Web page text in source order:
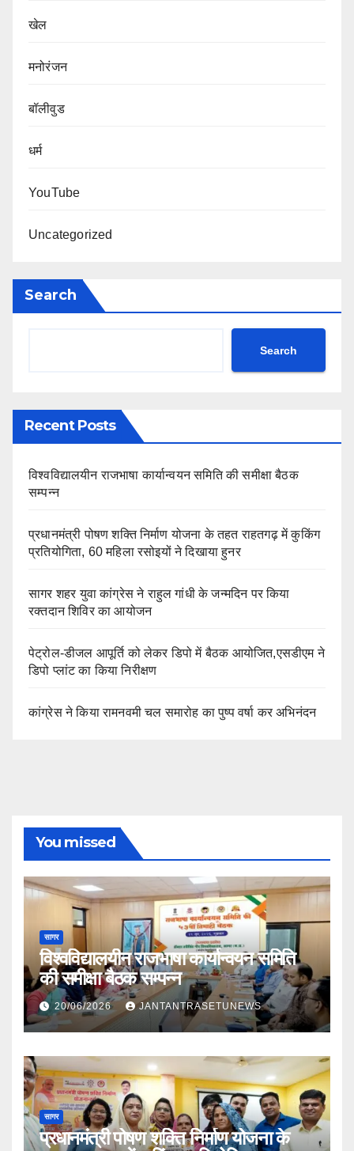
खेल
मनोरंजन
बॉलीवुड
धर्म
YouTube
Uncategorized
Search
Search
Recent Posts
विश्वविद्यालयीन राजभाषा कार्यान्वयन समिति की समीक्षा बैठक
सम्पन्न
प्रधानमंत्री पोषण शक्ति निर्माण योजना के तहत राहतगढ़ में कुकिंग
प्रतियोगिता, 60 महिला रसोइयों ने दिखाया हुनर
सागर शहर युवा कांग्रेस ने राहुल गांधी के जन्मदिन पर किया
रक्तदान शिविर का आयोजन
पेट्रोल-डीजल आपूर्ति को लेकर डिपो में बैठक आयोजित,एसडीएम ने
डिपो प्लांट का किया निरीक्षण
कांग्रेस ने किया रामनवमी चल समारोह का पुष्प वर्षा कर अभिनंदन
You missed
सागर
विश्वविद्यालयीन राजभाषा कार्यान्वयन समिति
की समीक्षा बैठक सम्पन्न
20/06/2026 JANTANTRASETUNEWS
सागर
प्रधानमंत्री पोषण शक्ति निर्माण योजना के